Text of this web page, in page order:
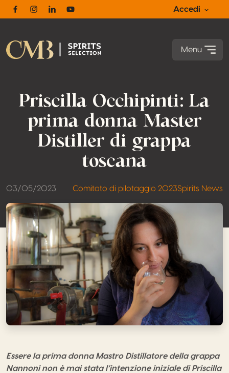
FacebookInstagram
LinkedinYoutube
Accedi
Menu
Priscilla Occhipinti: La
prima donna Master
Distiller di grappa
toscana
03/05/2023 Comitato di pilotaggio 2023Spirits News
Essere la prima donna Mastro Distillatore della grappa
Nannoni non è mai stata l’intenzione iniziale di Priscilla